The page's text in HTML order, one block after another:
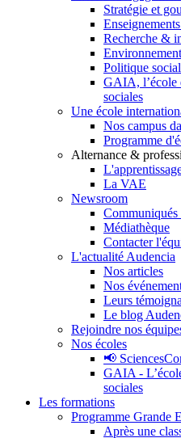
Stratégie et
Recherche &
Politique
GAIA, l’école
sociales
Une école
Nos campus
Programme
Alternance &
La VAE
Newsroom
Communiqués
Médiathèque
Contacter
L'actualité Audencia
Nos articles
Nos
Leurs
Le blog
Rejoindre nos
Nos écoles
📢
GAIA -
sociales
Les formations
Programme Grande
Après une